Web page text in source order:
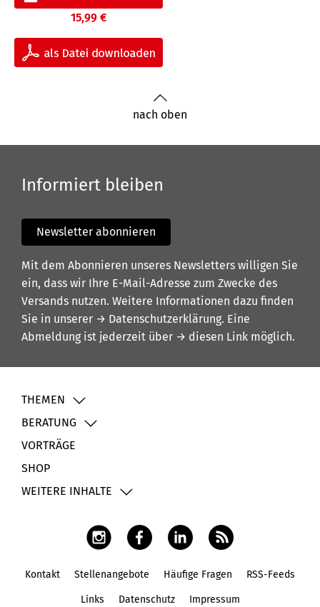
15,99 €
nach oben
Informiert bleiben
Newsletter abonnieren
Mit dem Abonnieren unseres Newsletters willigen Sie
ein, dass wir Ihre E-Mail-Adresse zum Zwecke des
Versands nutzen. Weitere Informationen dazu finden
Sie in unserer → Datenschutzerklärung. Eine
Abmeldung ist jederzeit über → diesen Link möglich.
THEMEN
BERATUNG
VORTRÄGE
SHOP
WEITERE INHALTE
Kontakt Stellenangebote Häufige Fragen RSS-Feeds
Links Datenschutz Impressum